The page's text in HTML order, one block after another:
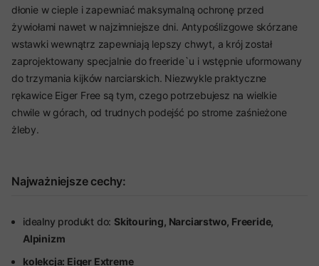
dłonie w cieple i zapewniać maksymalną ochronę przed
żywiołami nawet w najzimniejsze dni. Antypoślizgowe skórzane
wstawki wewnątrz zapewniają lepszy chwyt, a krój został
zaprojektowany specjalnie do freeride`u i wstępnie uformowany
do trzymania kijków narciarskich. Niezwykle praktyczne
rękawice Eiger Free są tym, czego potrzebujesz na wielkie
chwile w górach, od trudnych podejść po strome zaśnieżone
żleby.
Najważniejsze cechy:
idealny produkt do: Skitouring, Narciarstwo, Freeride,
Alpinizm
kolekcja: Eiger Extreme